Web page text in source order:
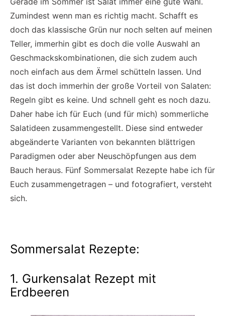
Zumindest wenn man es richtig macht. Schafft es
doch das klassische Grün nur noch selten auf meinen
Teller, immerhin gibt es doch die volle Auswahl an
Geschmackskombinationen, die sich zudem auch
noch einfach aus dem Ärmel schütteln lassen. Und
das ist doch immerhin der große Vorteil von Salaten:
Regeln gibt es keine. Und schnell geht es noch dazu.
Daher habe ich für Euch (und für mich) sommerliche
Salatideen zusammengestellt. Diese sind entweder
abgeänderte Varianten von bekannten blättrigen
Paradigmen oder aber Neuschöpfungen aus dem
Bauch heraus. Fünf Sommersalat Rezepte habe ich für
Euch zusammengetragen – und fotografiert, versteht
sich.
Sommersalat Rezepte:
1. Gurkensalat Rezept mit
Erdbeeren